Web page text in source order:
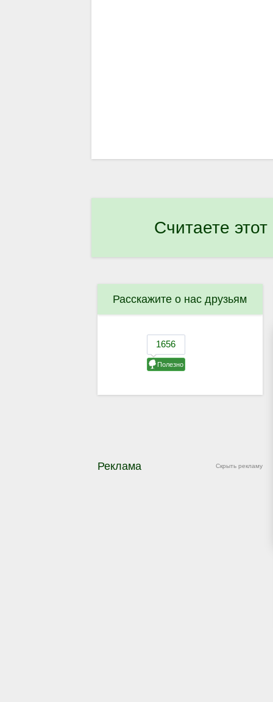
Считаете
Расскажите о нас друзьям
Скрыть рекламу
Реклама